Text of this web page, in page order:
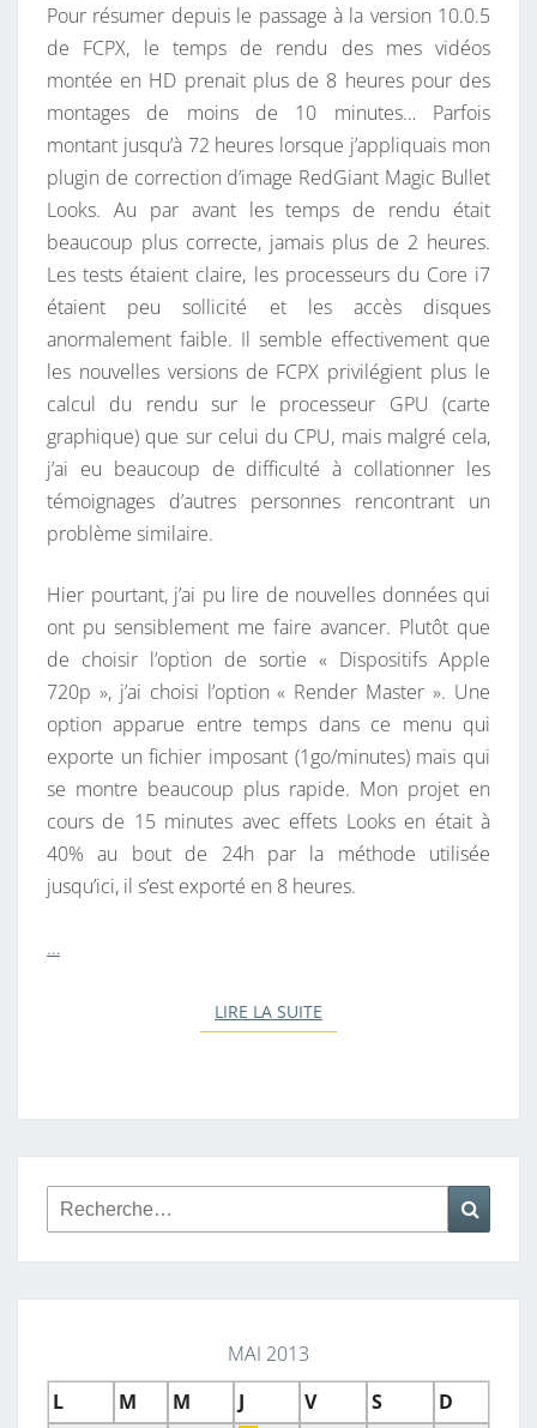
S
L
E
N
T
,
J
’
A
P
P
R
O
C
H
E
L
A
S
O
L
U
T
I
O
N
Pour résumer depuis le passage à la version 10.0.5
de FCPX, le temps de rendu des mes vidéos
montée en HD prenait plus de 8 heures pour des
montages de moins de 10 minutes… Parfois
montant jusqu’à 72 heures lorsque j’appliquais mon
plugin de correction d’image RedGiant Magic Bullet
Looks. Au par avant les temps de rendu était
beaucoup plus correcte, jamais plus de 2 heures.
Les tests étaient claire, les processeurs du Core i7
étaient peu sollicité et les accès disques
anormalement faible. Il semble effectivement que
les nouvelles versions de FCPX privilégient plus le
calcul du rendu sur le processeur GPU (carte
graphique) que sur celui du CPU, mais malgré cela,
j’ai eu beaucoup de difficulté à collationner les
témoignages d’autres personnes rencontrant un
problème similaire.
Hier pourtant, j’ai pu lire de nouvelles données qui
ont pu sensiblement me faire avancer. Plutôt que
de choisir l’option de sortie « Dispositifs Apple
720p », j’ai choisi l’option « Render Master ». Une
option apparue entre temps dans ce menu qui
exporte un fichier imposant (1go/minutes) mais qui
se montre beaucoup plus rapide. Mon projet en
cours de 15 minutes avec effets Looks en était à
40% au bout de 24h par la méthode utilisée
jusqu’ici, il s’est exporté en 8 heures.
…
LIRE LA SUITE
Rechercher :
MAI 2013
L
M M J V S
D